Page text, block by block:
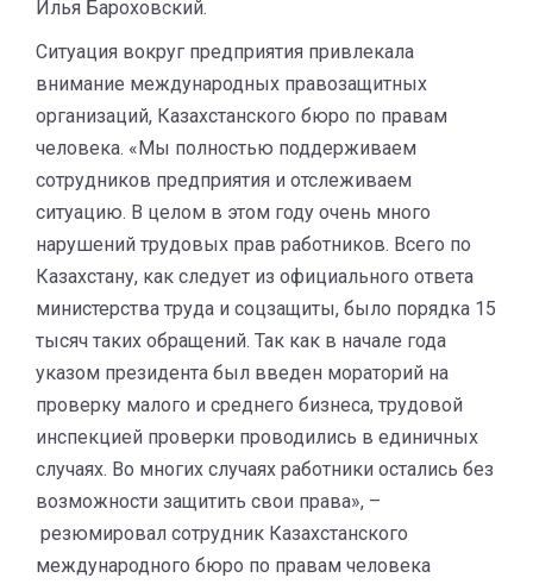
Илья Бароховский.
Ситуация вокруг предприятия привлекала
внимание международных правозащитных
организаций, Казахстанского бюро по правам
человека. «Мы полностью поддерживаем
сотрудников предприятия и отслеживаем
ситуацию. В целом в этом году очень много
нарушений трудовых прав работников. Всего по
Казахстану, как следует из официального ответа
министерства труда и соцзащиты, было порядка 15
тысяч таких обращений. Так как в начале года
указом президента был введен мораторий на
проверку малого и среднего бизнеса, трудовой
инспекцией проверки проводились в единичных
случаях. Во многих случаях работники остались без
возможности защитить свои права», –
резюмировал сотрудник Казахстанского
международного бюро по правам человека